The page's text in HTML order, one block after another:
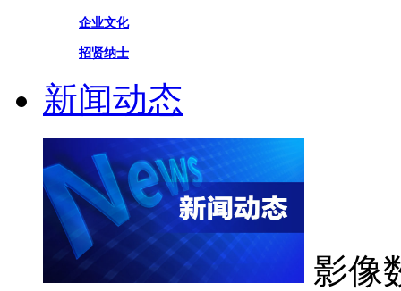
企业文化
招贤纳士
新闻动态
影像